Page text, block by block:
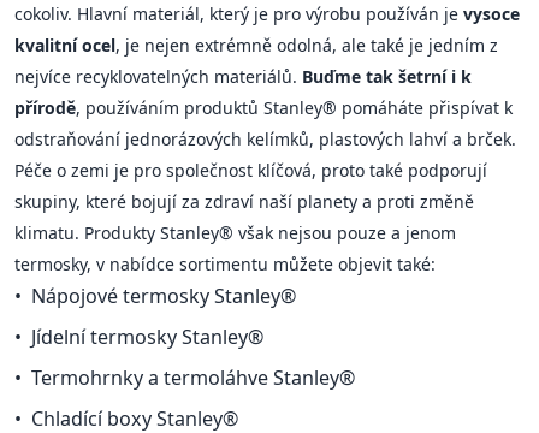
cokoliv. Hlavní materiál, který je pro výrobu používán je vysoce
kvalitní ocel, je nejen extrémně odolná, ale také je jedním z
nejvíce recyklovatelných materiálů. Buďme tak šetrní i k
přírodě, používáním produktů Stanley® pomáháte přispívat k
odstraňování jednorázových kelímků, plastových lahví a brček.
Péče o zemi je pro společnost klíčová, proto také podporují
skupiny, které bojují za zdraví naší planety a proti změně
klimatu. Produkty Stanley® však nejsou pouze a jenom
termosky, v nabídce sortimentu můžete objevit také:
Nápojové termosky Stanley®
Jídelní termosky Stanley®
Termohrnky a termoláhve Stanley®
Chladící boxy Stanley®